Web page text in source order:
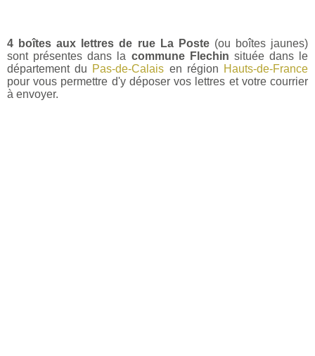
4 boîtes aux lettres de rue La Poste(ou boîtes jaunes)
sont présentes dans la commune Flechin située dans le
département du Pas-de-Calais en région Hauts-de-France
pour vous permettre d'y déposer vos lettres et votre courrier
à envoyer.